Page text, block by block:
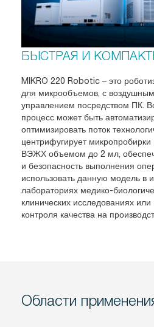
БЫСТРАЯ И
MIKRO 220 Robotic – это
для микрообъемов, с
управлением посредством ПК.
процесс может быть
оптимизировать поток
центрифугирует
ВЭЖХ объемом до 2 мл,
и безопасность выполнения
использовать данную модель в
лабораториях медико-
клинических исследованиях
контроля качества на
Области